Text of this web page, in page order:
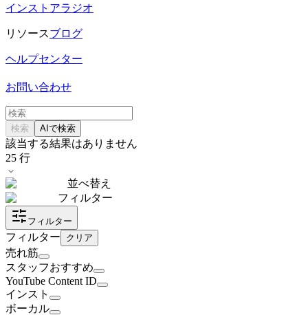
インストアラジオ
リソースブログ
ヘルプセンター
お問い合わせ
検索 AIで検索
該当する結果はありません
25 行
並べ替え
フィルター
フィルター
フィルター クリア
売れ筋
スタッフおすすめ
YouTube Content ID
インスト
ボーカル